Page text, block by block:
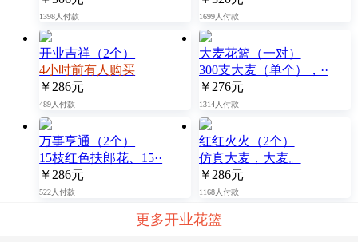
1398人付款 1699人付款
开业吉祥（2个）
4小时前有人购买
￥286元
489人付款
大麦花篮（一对）
300支大麦（单个），··
￥276元
1314人付款
万事亨通（2个）
15枝红色扶郎花、15··
￥286元
522人付款
红红火火（2个）
仿真大麦，大麦。
￥286元
1168人付款
更多开业花篮